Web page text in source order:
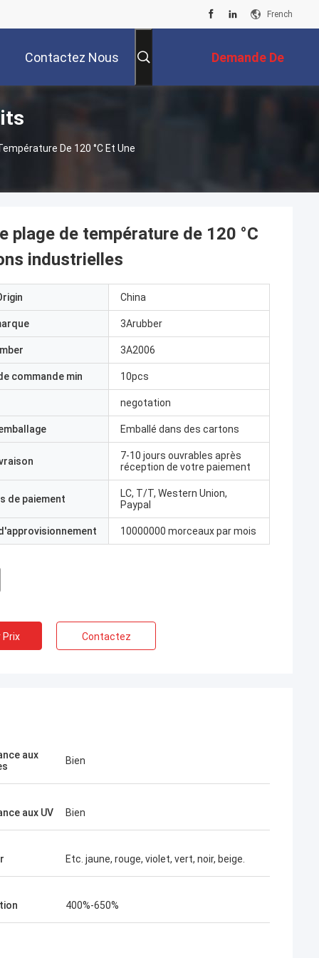
French
Contactez Nous Demande De
Soumission
De 120 °C Et Une
plage de température de 120 °C
industrielles
China
3Arubber
3A2006
commande min 10pcs
negotation
Emballé dans des cartons
7-10 jours ouvrables après
réception de votre paiement
de paiement
LC, T/T, Western Union,
Paypal
10000000 morceaux par mois
Prix Contactez
aux
Bien
aux UV Bien
Etc. jaune, rouge, violet, vert, noir, beige.
400%-650%